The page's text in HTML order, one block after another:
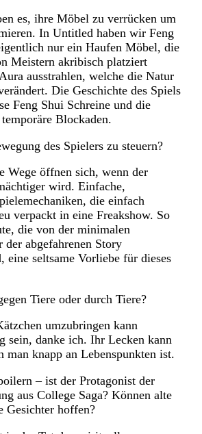
es, ihre Möbel zu verrücken um
In Untitled haben wir Feng
nur ein Haufen Möbel, die
Meistern akribisch platziert
ausstrahlen, welche die Natur
Die Geschichte des Spiels
Feng Shui Schreine und die
Blockaden.
des Spielers zu steuern?
Wege öffnen sich, wenn der
wird. Einfache,
die einfach
verpackt in eine Freakshow. So
die von der minimalen
abgefahrenen Story
eine seltsame Vorliebe für dieses
Tiere oder durch Tiere?
umzubringen kann
sein, danke ich. Ihr Lecken kann
man knapp an Lebenspunkten ist.
– ist der Protagonist der
aus College Saga? Können alte
Gesichter hoffen?